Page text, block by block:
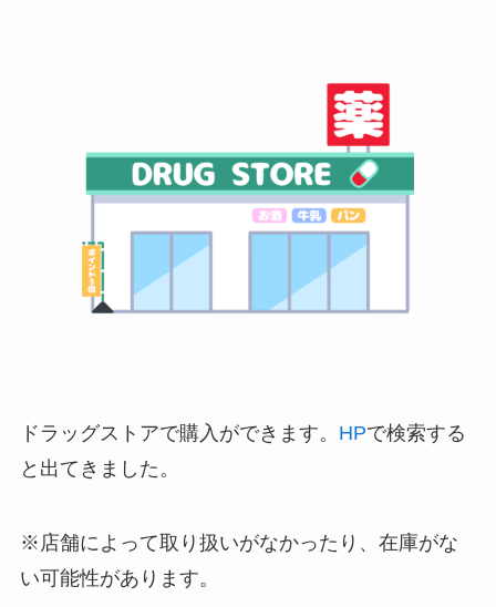
ドラッグストアで購入ができます。 HPで検索する
と出てきました。
※店舗によって取り扱いがなかったり、在庫がな
い可能性があります。